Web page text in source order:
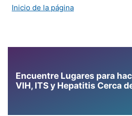
Inicio de la página
Encuentre Lugares para
VIH, ITS y Hepatitis Cerca